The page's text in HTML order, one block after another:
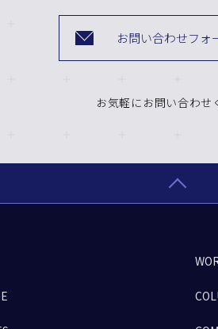
お問い合わせフォ
お気軽にお問い合わせ